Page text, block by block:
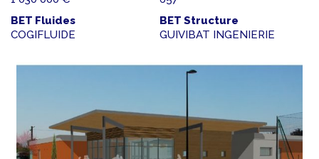
BET Fluides
COGIFLUIDE
BET Structure
GUIVIBAT INGENIERIE